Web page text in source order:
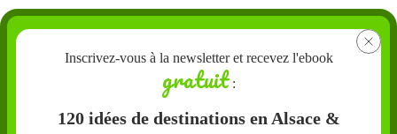
Inscrivez-vous à la newsletter et recevez l'ebook
gratuit:
120 idées de destinations en Alsace &